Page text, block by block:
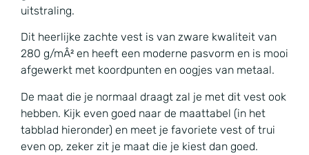
uitstraling.
Dit heerlijke zachte vest is van zware kwaliteit van
280 g/mÂ² en heeft een moderne pasvorm en is mooi
afgewerkt met koordpunten en oogjes van metaal.
De maat die je normaal draagt zal je met dit vest ook
hebben. Kijk even goed naar de maattabel (in het
tabblad hieronder) en meet je favoriete vest of trui
even op, zeker zit je maat die je kiest dan goed.